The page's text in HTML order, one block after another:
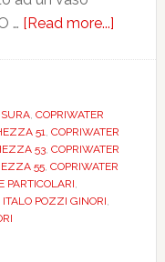
… [Read more...]
, COPRIWATER
51, COPRIWATER
53, COPRIWATER
55, COPRIWATER
PARTICOLARI,
ITALO POZZI GINORI,